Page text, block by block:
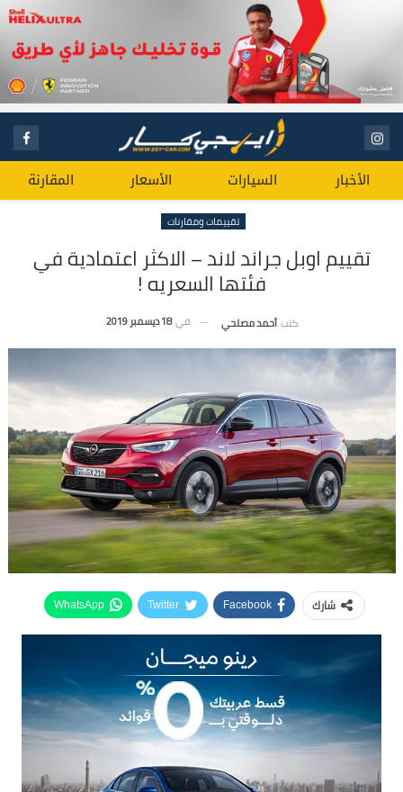
الأخبار السيارات الأسعار المقارنة
تقييمات ومقارنات
تقييم اوبل جراند لاند – الاكثر اعتمادية في
فئتها السعريه !
كتب أحمد مصلحي في 18 ديسمبر 2019
شارك Facebook
Twitter
WhatsApp